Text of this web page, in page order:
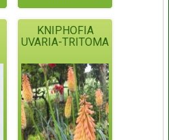
KNIPHOFIA
UVARIA-TRITOMA